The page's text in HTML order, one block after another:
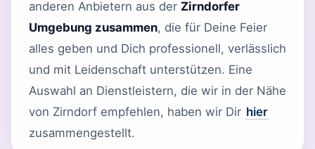
anderen Anbietern aus der Zirndorfer
Umgebung zusammen, die für Deine Feier
alles geben und Dich professionell, verlässlich
und mit Leidenschaft unterstützen. Eine
Auswahl an Dienstleistern, die wir in der Nähe
von Zirndorf empfehlen, haben wir Dir hier
zusammengestellt.